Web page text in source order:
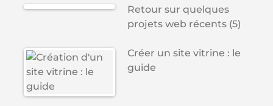
Retour sur quelques
projets web récents (5)
Créer un site vitrine : le
guide